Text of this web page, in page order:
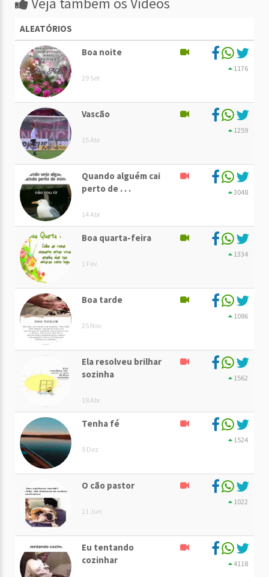
ALEATÓRIOS
Boa noite
29 Set
1176
Vascão
15 Abr
1259
Quando alguém cai
perto de . . .
14 Abr
3048
Boa quarta-feira
1 Fev
1334
Boa tarde
25 Nov
1086
Ela resolveu brilhar
sozinha
18 Abr
1562
Tenha fé
9 Dez
1524
O cão pastor
11 Jun
1022
Eu tentando
cozinhar
4118